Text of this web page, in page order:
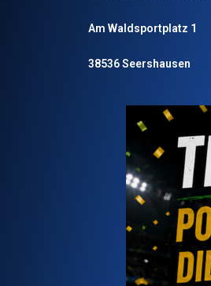
Am Waldsportplatz 1
38536 Seershausen